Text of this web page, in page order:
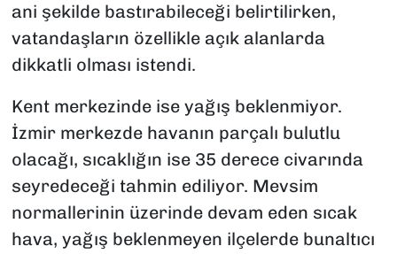
ani şekilde bastırabileceği belirtilirken,
vatandaşların özellikle açık alanlarda
dikkatli olması istendi.
Kent merkezinde ise yağış beklenmiyor.
İzmir merkezde havanın parçalı bulutlu
olacağı, sıcaklığın ise 35 derece civarında
seyredeceği tahmin ediliyor. Mevsim
normallerinin üzerinde devam eden sıcak
hava, yağış beklenmeyen ilçelerde bunaltıcı